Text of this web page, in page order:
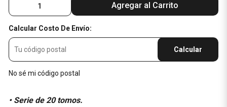
Agregar al Carrito
Calcular Costo De Envío:
Calcular
No sé mi código postal
• Serie de 20 tomos.